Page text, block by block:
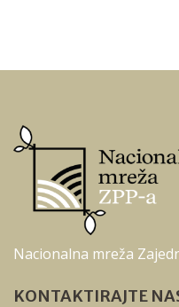
Nacionalna mreža
KONTAKTIRAJTE